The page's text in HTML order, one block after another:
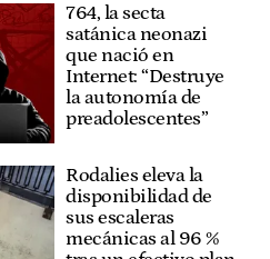
764, la secta
satánica neonazi
que nació en
Internet: “Destruye
la autonomía de
preadolescentes”
Rodalies eleva la
disponibilidad de
sus escaleras
mecánicas al 96 %